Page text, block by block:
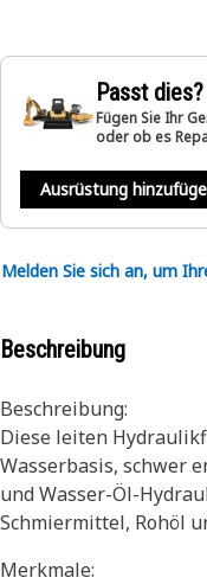
Passt dies?
Fügen Sie Ihr
oder ob es
Ausrüstung
Melden Sie sich an, um
Beschreibung
Beschreibung:
Diese leiten
Wasserbasis, schwer
und Wasser-Öl-
Schmiermittel, Rohöl
Merkmale: